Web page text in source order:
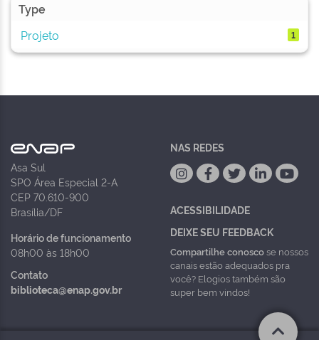
Type
Projeto
1
Asa Sul
SPO Área Especial 2-A
CEP 70.610-900
Brasília/DF
Horário de funcionamento
08h00 às 18h00
Contato
biblioteca@enap.gov.br
NAS REDES
ACESSIBILIDADE
DEIXE SEU FEEDBACK
Compartilhe conoscose nossos
canais estão adequados pra
você? Elogios também são
super bem vindos!